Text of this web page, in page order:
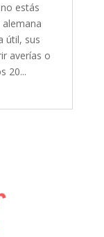
estás
útil, sus
averías o
20...